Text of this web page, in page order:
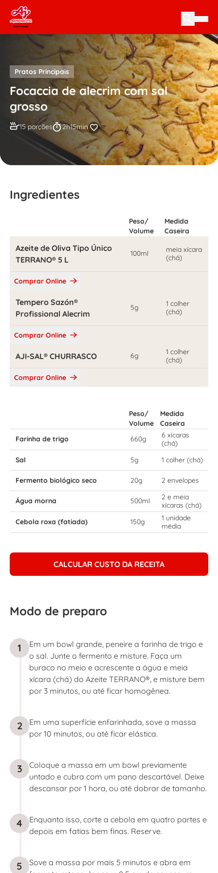
Skip to content
Pratos Principais
Focaccia de alecrim com sal
grosso
15 porções 2h15min
Ingredientes
Peso/
Volume
Medida
Caseira
Azeite de Oliva Tipo Único
TERRANO® 5 L
100ml
meia xícara
(chá)
Comprar Online
Tempero Sazón®
Profissional Alecrim
5g
1 colher
(chá)
Comprar Online
AJI-SAL® CHURRASCO 6g
1 colher
(chá)
Comprar Online
Peso/
Volume
Medida
Caseira
Farinha de trigo
660g
6 xícaras
(chá)
Sal
5g 1 colher (chá)
Fermento biológico seco 20g 2 envelopes
Água morna 500ml
2 e meia
xícaras (chá)
Cebola roxa (fatiada)
150g
1 unidade
média
CALCULAR CUSTO DA RECEITA
Modo de preparo
1
Em um bowl grande, peneire a farinha de trigo e
o sal. Junte o fermento e misture. Faça um
buraco no meio e acrescente a água e meia
xícara (chá) do Azeite TERRANO®, e misture bem
por 3 minutos, ou até ficar homogênea.
2
Em uma superfície enfarinhada, sove a massa
por 10 minutos, ou até ficar elástica.
3
Coloque a massa em um bowl previamente
untado e cubra com um pano descartável. Deixe
descansar por 1 hora, ou até dobrar de tamanho.
4
Enquanto isso, corte a cebola em quatro partes e
depois em fatias bem finas. Reserve.
5
Sove a massa por mais 5 minutos e abra em